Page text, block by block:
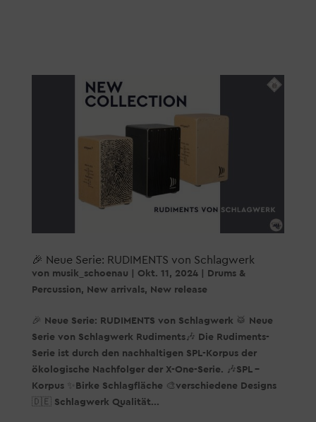
🎉 Neue Serie: RUDIMENTS von Schlagwerk
von musik_schoenau Okt. 11, 2024|
Drums &
Percussion, New arrivals, New release
🎉 Neue Serie: RUDIMENTS von Schlagwerk 🥁 Neue
Serie von Schlagwerk Rudiments🎶 Die Rudiments-
Serie ist durch den nachhaltigen SPL-Korpus der
ökologische Nachfolger der X-One-Serie. 🎶SPL –
Korpus ✨Birke Schlagfläche 🎨verschiedene Designs
🇩🇪 Schlagwerk Qualität...